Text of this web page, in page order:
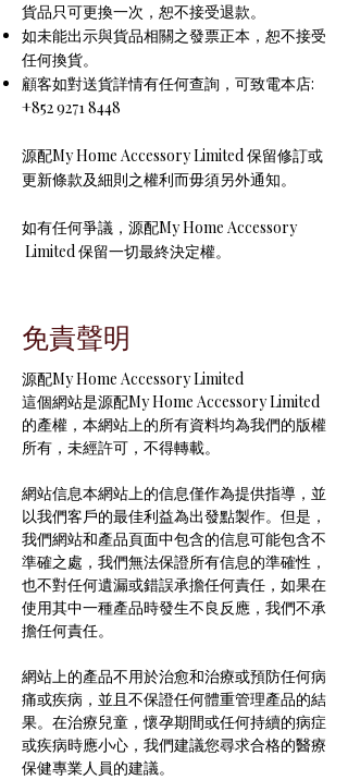
貨品只可更換一次，恕不接受退款。
如未能出示與貨品相關之發票正本，恕不接受
任何換貨。
顧客如對送貨詳情有任何查詢，可致電本店:
+852 9271 8448
源配My Home Accessory Limited 保留修訂或
更新條款及細則之權利而毋須另外通知。
如有任何爭議，源配My Home Accessory
Limited 保留一切最終決定權。
免責聲明
源配My Home Accessory Limited
這個網站是源配My Home Accessory Limited
的產權，本網站上的所有資料均為我們的版權
所有，未經許可，不得轉載。
網站信息本網站上的信息僅作為提供指導，並
以我們客戶的最佳利益為出發點製作。但是，
我們網站和產品頁面中包含的信息可能包含不
準確之處，我們無法保證所有信息的準確性，
也不對任何遺漏或錯誤承擔任何責任，如果在
使用其中一種產品時發生不良反應，我們不承
擔任何責任。
網站上的產品不用於治愈和治療或預防任何病
痛或疾病，並且不保證任何體重管理產品的結
果。在治療兒童，懷孕期間或任何持續的病症
或疾病時應小心，我們建議您尋求合格的醫療
保健專業人員的建議。